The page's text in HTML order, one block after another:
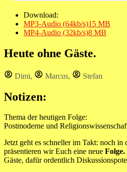
Download:
MP3-Audio (64kb/s)15 MB
MP4-Audio (32kb/s)8 MB
Heute ohne Gäste.
Dimi, Marcus, Stefan
Notizen:
Thema der heutigen Folge:
Postmoderne und
Jetzt geht es schneller im Takt: noch in
präsentieren wir Euch eine neue
Gäste, dafür ordentlich